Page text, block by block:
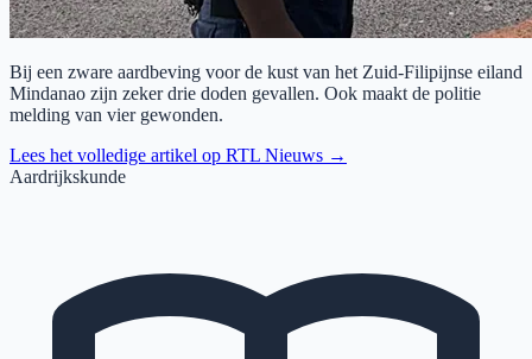
Bij een zware aardbeving voor de kust van het Zuid-Filipijnse eiland
Mindanao zijn zeker drie doden gevallen. Ook maakt de politie
melding van vier gewonden.
Lees het volledige artikel op RTL Nieuws →
Aardrijkskunde